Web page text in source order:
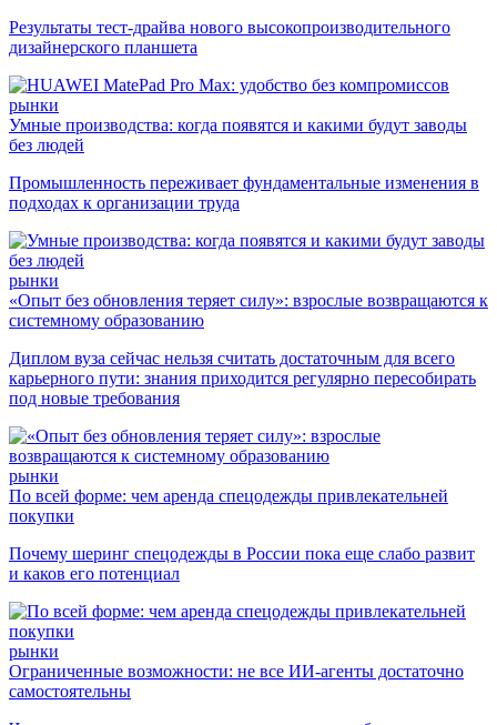
Результаты тест-драйва нового высокопроизводительного
дизайнерского планшета
рынки
Умные производства: когда появятся и какими будут заводы
без людей
Промышленность переживает фундаментальные изменения в
подходах к организации труда
рынки
«Опыт без обновления теряет силу»: взрослые возвращаются к
системному образованию
Диплом вуза сейчас нельзя считать достаточным для всего
карьерного пути: знания приходится регулярно пересобирать
под новые требования
рынки
По всей форме: чем аренда спецодежды привлекательней
покупки
Почему шеринг спецодежды в России пока еще слабо развит
и каков его потенциал
рынки
Ограниченные возможности: не все ИИ-агенты достаточно
самостоятельны